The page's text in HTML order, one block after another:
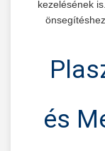
kezelésének
és